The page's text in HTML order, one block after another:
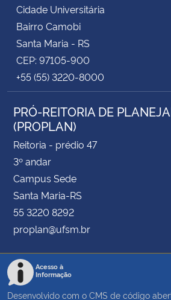
Cidade Universitária
Bairro Camobi
Santa Maria - RS
CEP: 97105-900
+55 (55) 3220-8000
PRÓ-REITORIA DE
(PROPLAN)
Reitoria - prédio 47
3º andar
Campus Sede
Santa Maria-RS
55 3220 8292
proplan@ufsm.br
Acesso à
Informação
Desenvolvido com o CMS de código